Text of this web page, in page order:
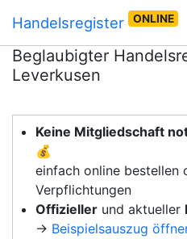
Handelsregister ONLINE
Beglaubigter
Leverkusen
Keine Mitgliedschaft
💰
einfach online bestellen
Verpflichtungen
Offizieller und aktueller
→ Beispielsauszug